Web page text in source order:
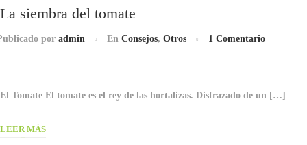
La siembra del tomate
por admin En Consejos, Otros 1 Comentario
El Tomate El tomate es el rey de las hortalizas. Disfrazado de un […]
LEER MÁS